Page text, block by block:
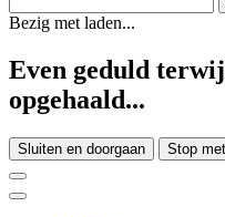
Bezig met laden...
Even geduld
opgehaald...
Sluiten en doorgaan Stop